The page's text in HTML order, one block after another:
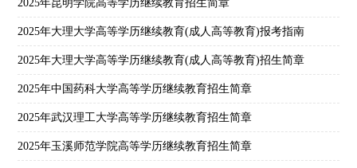
2025年昆明学院高等学历继续教育招生简章
2025年大理大学高等学历继续教育(成人高等教育)报考指南
2025年大理大学高等学历继续教育(成人高等教育)招生简章
2025年中国药科大学高等学历继续教育招生简章
2025年武汉理工大学高等学历继续教育招生简章
2025年玉溪师范学院高等学历继续教育招生简章